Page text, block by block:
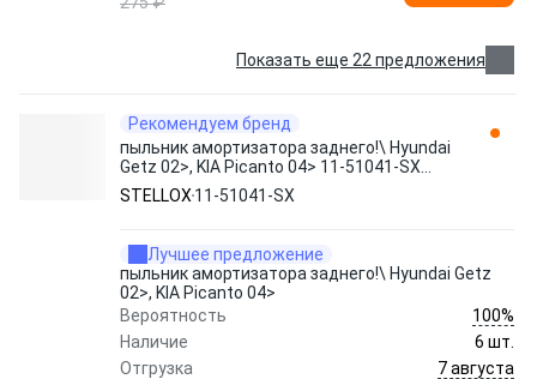
Показать еще 22 предложения
Рекомендуем бренд
пыльник амортизатора заднего!\ Hyundai
Getz 02>, KIA Picanto 04> 11-51041-SX
STELLOX
STELLOX 11-51041-SX
Лучшее предложение
пыльник амортизатора заднего!\ Hyundai Getz
02>, KIA Picanto 04>
Вероятность
100%
Наличие
6 шт.
Отгрузка
7 августа